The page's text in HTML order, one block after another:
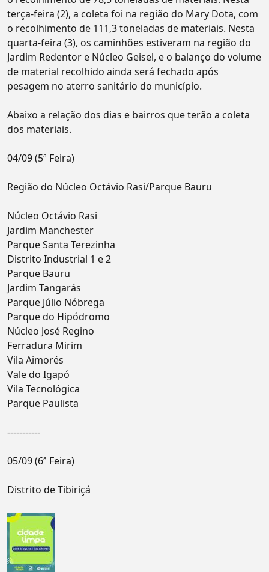
terça-feira (2), a coleta foi na região do Mary Dota, com
o recolhimento de 111,3 toneladas de materiais. Nesta
quarta-feira (3), os caminhões estiveram na região do
Jardim Redentor e Núcleo Geisel, e o balanço do volume
de material recolhido ainda será fechado após
pesagem no aterro sanitário do município.
Abaixo a relação dos dias e bairros que terão a coleta
dos materiais.
04/09 (5ª Feira)
Região do Núcleo Octávio Rasi/Parque Bauru
Núcleo Octávio Rasi
Jardim Manchester
Parque Santa Terezinha
Distrito Industrial 1 e 2
Parque Bauru
Jardim Tangarás
Parque Júlio Nóbrega
Parque do Hipódromo
Núcleo José Regino
Ferradura Mirim
Vila Aimorés
Vale do Igapó
Vila Tecnológica
Parque Paulista
-----------
05/09 (6ª Feira)
Distrito de Tibiriçá